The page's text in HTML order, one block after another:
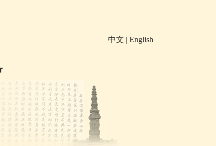
中文 | English